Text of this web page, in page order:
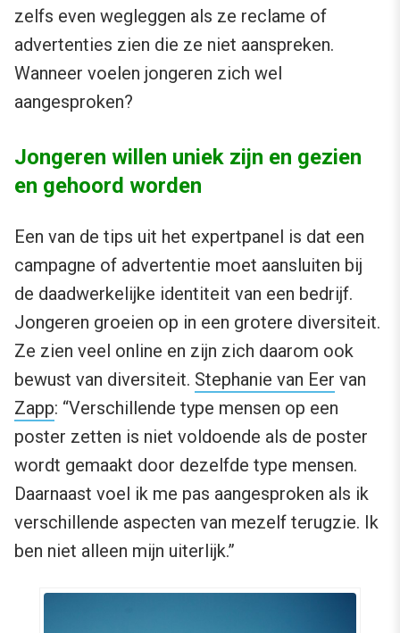
zelfs even wegleggen als ze reclame of
advertenties zien die ze niet aanspreken.
Wanneer voelen jongeren zich wel
aangesproken?
Jongeren willen uniek zijn en gezien
en gehoord worden
Een van de tips uit het expertpanel is dat een
campagne of advertentie moet aansluiten bij
de daadwerkelijke identiteit van een bedrijf.
Jongeren groeien op in een grotere diversiteit.
Ze zien veel online en zijn zich daarom ook
bewust van diversiteit. Stephanie van Eer van
Zapp: “Verschillende type mensen op een
poster zetten is niet voldoende als de poster
wordt gemaakt door dezelfde type mensen.
Daarnaast voel ik me pas aangesproken als ik
verschillende aspecten van mezelf terugzie. Ik
ben niet alleen mijn uiterlijk.”